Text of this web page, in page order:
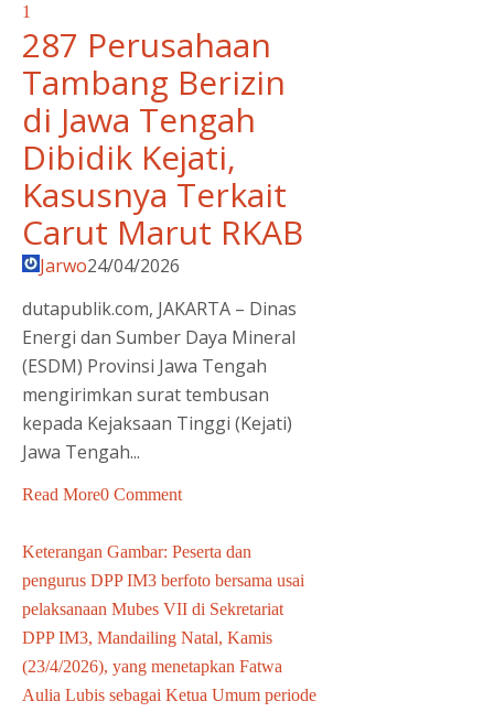
1
287 Perusahaan
Tambang Berizin
di Jawa Tengah
Dibidik Kejati,
Kasusnya Terkait
Carut Marut RKAB
Jarwo24/04/2026
dutapublik.com, JAKARTA – Dinas
Energi dan Sumber Daya Mineral
(ESDM) Provinsi Jawa Tengah
mengirimkan surat tembusan
kepada Kejaksaan Tinggi (Kejati)
Jawa Tengah...
Read More0 Comment
Keterangan Gambar: Peserta dan
pengurus DPP IM3 berfoto bersama usai
pelaksanaan Mubes VII di Sekretariat
DPP IM3, Mandailing Natal, Kamis
(23/4/2026), yang menetapkan Fatwa
Aulia Lubis sebagai Ketua Umum periode